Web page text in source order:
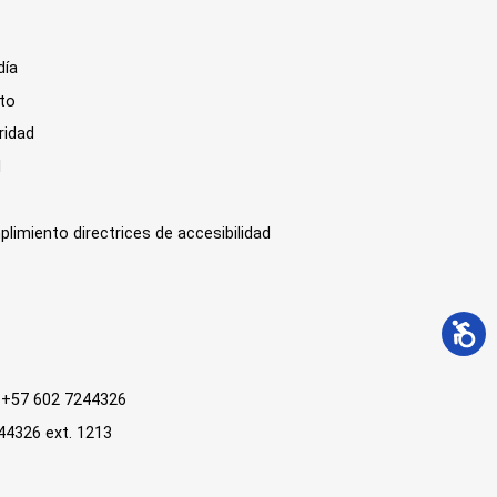
directrices de accesibilidad
602 7244326
ext. 1213